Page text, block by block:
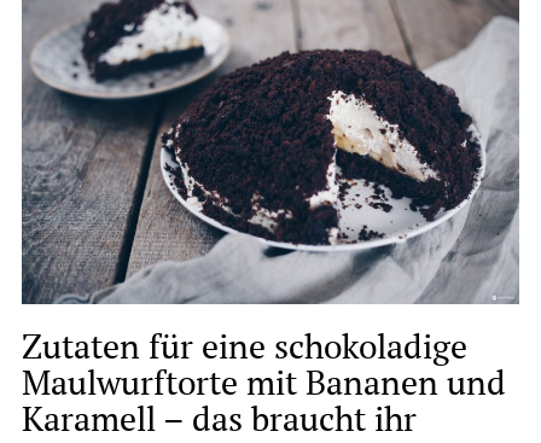
Zutaten für eine schokoladige
Maulwurftorte mit Bananen und
Karamell – das braucht ihr